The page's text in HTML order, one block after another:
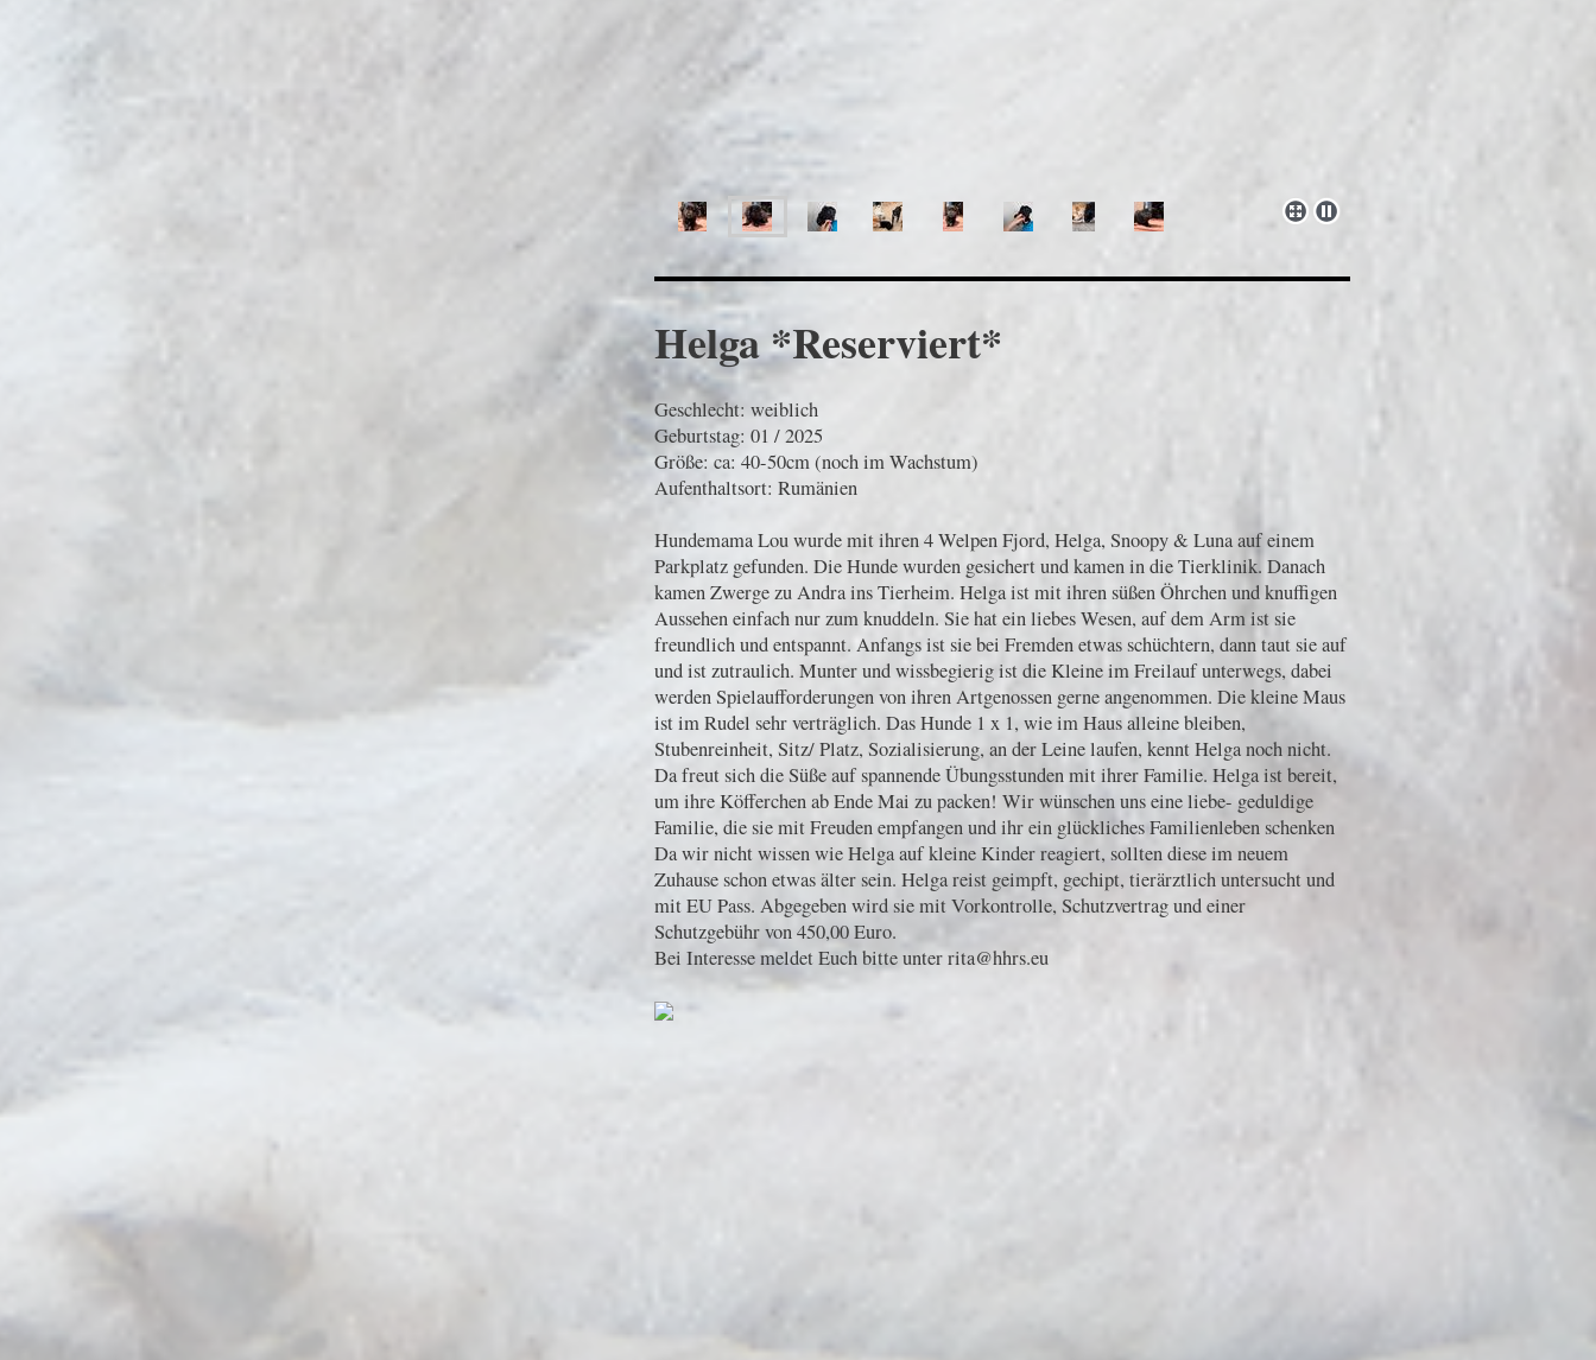
Helga *Reserviert*
Geschlecht: weiblich
Geburtstag: 01 / 2025
Größe: ca: 40-50cm (noch im Wachstum)
Aufenthaltsort: Rumänien
Hundemama Lou wurde mit ihren 4 Welpen Fjord, Helga, Snoopy & Luna auf einem
Parkplatz gefunden. Die Hunde wurden gesichert und kamen in die Tierklinik. Danach
kamen Zwerge zu Andra ins Tierheim. Helga ist mit ihren süßen Öhrchen und knuffigen
Aussehen einfach nur zum knuddeln. Sie hat ein liebes Wesen, auf dem Arm ist sie
freundlich und entspannt. Anfangs ist sie bei Fremden etwas schüchtern, dann taut sie auf
und ist zutraulich. Munter und wissbegierig ist die Kleine im Freilauf unterwegs, dabei
werden Spielaufforderungen von ihren Artgenossen gerne angenommen. Die kleine Maus
ist im Rudel sehr verträglich. Das Hunde 1 x 1, wie im Haus alleine bleiben,
Stubenreinheit, Sitz/ Platz, Sozialisierung, an der Leine laufen, kennt Helga noch nicht.
Da freut sich die Süße auf spannende Übungsstunden mit ihrer Familie. Helga ist bereit,
um ihre Köfferchen ab Ende Mai zu packen! Wir wünschen uns eine liebe- geduldige
Familie, die sie mit Freuden empfangen und ihr ein glückliches Familienleben schenken
Da wir nicht wissen wie Helga auf kleine Kinder reagiert, sollten diese im neuem
Zuhause schon etwas älter sein. Helga reist geimpft, gechipt, tierärztlich untersucht und
mit EU Pass. Abgegeben wird sie mit Vorkontrolle, Schutzvertrag und einer
Schutzgebühr von 450,00 Euro.
Bei Interesse meldet Euch bitte unter rita@hhrs.eu